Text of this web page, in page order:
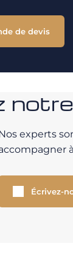
de devis
experts
Écrivez-